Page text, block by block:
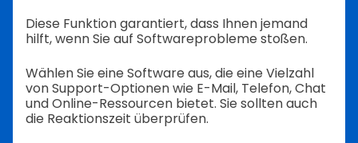
Diese Funktion garantiert, dass Ihnen jemand
hilft, wenn Sie auf Softwareprobleme stoßen.
Wählen Sie eine Software aus, die eine Vielzahl
von Support-Optionen wie E-Mail, Telefon, Chat
und Online-Ressourcen bietet. Sie sollten auch
die Reaktionszeit überprüfen.